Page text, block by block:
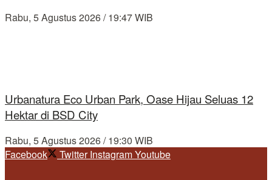
Rabu, 5 Agustus 2026 / 19:47 WIB
Urbanatura Eco Urban Park, Oase Hijau Seluas 12
Hektar di BSD City
Rabu, 5 Agustus 2026 / 19:30 WIB
Facebook
Twitter InstagramYoutube